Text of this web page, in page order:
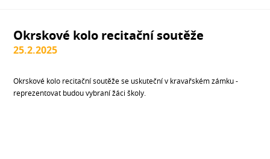
Okrskové kolo recitační soutěže
25.2.2025
Okrskové kolo recitační soutěže se uskuteční v kravařském zámku -
reprezentovat budou vybraní žáci školy.